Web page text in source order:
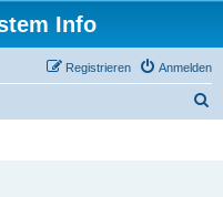
Info
Anmelden
Registrieren